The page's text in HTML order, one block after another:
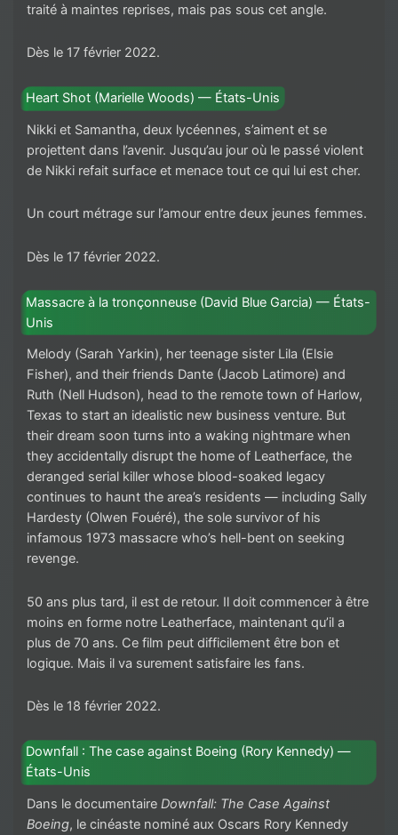
traité à maintes reprises, mais pas sous cet angle.
Dès le 17 février 2022.
Heart Shot (Marielle Woods) — États-Unis
Nikki et Samantha, deux lycéennes, s’aiment et se
projettent dans l’avenir. Jusqu’au jour où le passé violent
de Nikki refait surface et menace tout ce qui lui est cher.
Un court métrage sur l’amour entre deux jeunes femmes.
Dès le 17 février 2022.
Massacre à la tronçonneuse (David Blue Garcia) — États-
Unis
Melody (Sarah Yarkin), her teenage sister Lila (Elsie
Fisher), and their friends Dante (Jacob Latimore) and
Ruth (Nell Hudson), head to the remote town of Harlow,
Texas to start an idealistic new business venture. But
their dream soon turns into a waking nightmare when
they accidentally disrupt the home of Leatherface, the
deranged serial killer whose blood-soaked legacy
continues to haunt the area’s residents — including Sally
Hardesty (Olwen Fouéré), the sole survivor of his
infamous 1973 massacre who’s hell-bent on seeking
revenge.
50 ans plus tard, il est de retour. Il doit commencer à être
moins en forme notre Leatherface, maintenant qu’il a
plus de 70 ans. Ce film peut difficilement être bon et
logique. Mais il va surement satisfaire les fans.
Dès le 18 février 2022.
Downfall : The case against Boeing (Rory Kennedy) —
États-Unis
Dans le documentaire Downfall: The Case Against
Boeing, le cinéaste nominé aux Oscars Rory Kennedy